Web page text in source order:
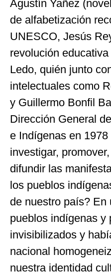
Agustín Yañez
de alfabetización
UNESCO, Jesús
revolución
Ledo, quién junto
intelectuales como
y Guillermo Bonfil
Dirección General
e Indígenas en
investigar,
difundir las
los pueblos
de nuestro país? En
pueblos indígenas y
invisibilizados y
nacional
nuestra identidad